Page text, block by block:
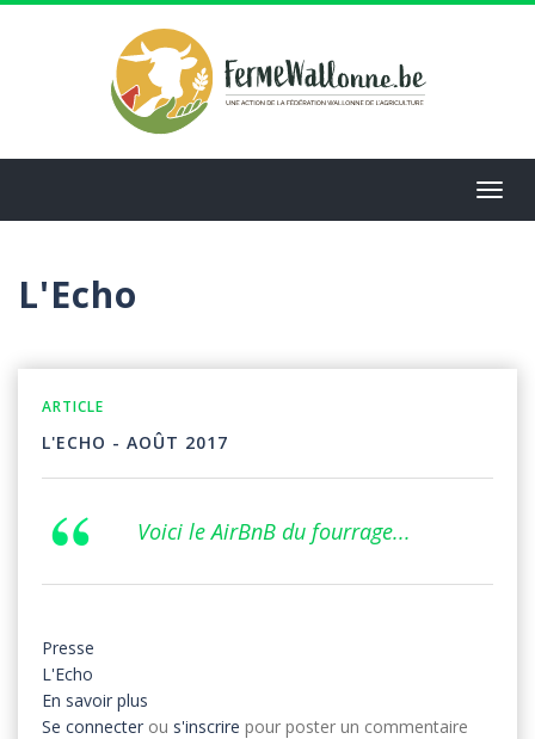
Aller
L'Echo
ARTICLE
L'ECHO - AOÛT 2017
Voici le AirBnB du fourrage...
Presse
L'Echo
En savoir plus
L'Echo
Se connecter ou s'inscrire pour poster un commentaire